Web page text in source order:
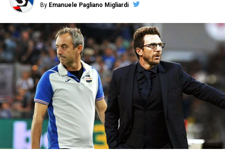
By Emanuele Pagliano Migliardi